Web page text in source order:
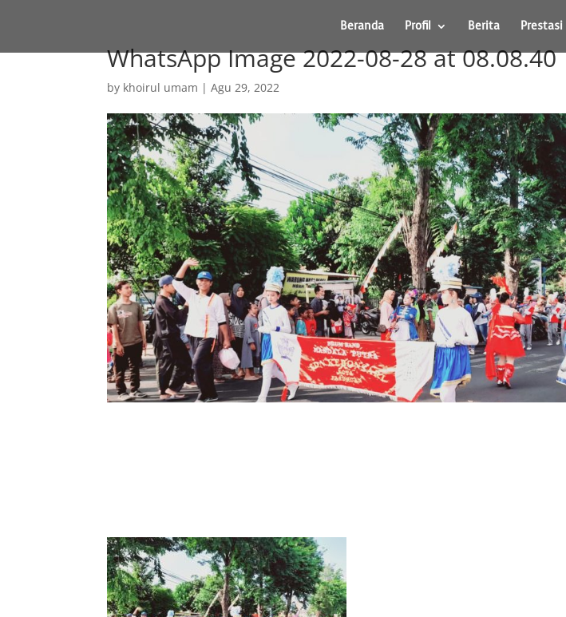
Beranda Profil Berita Prestasi
WhatsApp Image 2022-08-28 at 08.08.40
by khoirul umam |Agu 29, 2022